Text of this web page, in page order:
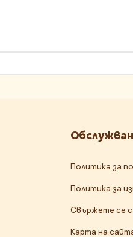
Политика за
Политика за
Свържете се с
Карта на